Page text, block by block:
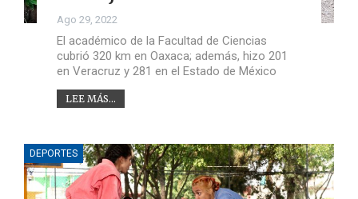
Ago 29, 2022
El académico de la Facultad de Ciencias
cubrió 320 km en Oaxaca; además, hizo 201
en Veracruz y 281 en el Estado de México
LEE MÁS...
DEPORTES